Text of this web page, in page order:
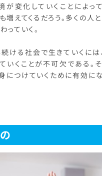
が変化していくことによっ
増えてくるだろう。多くの人
っていく。
ける社会で生きていくには
いくことが不可欠である。
につけていくために有効に